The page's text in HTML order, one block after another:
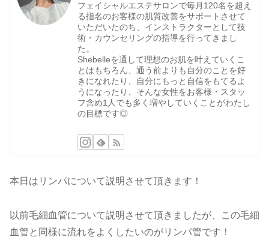
フェイシャルエステサロンで毎月120名を超え
る指名のお客様の肌質改善をサポートさせて
いただいたのち、インストラクターとして技
術・カウンセリングの指導を行ってきまし
た。
Shebelleを通して理想のお肌を叶えていくこ
とはもちろん、通う前よりも自分のことを好
きになれたり、自分にもっと自信をもてるよ
うになったり、そんな女性をお客様・スタッ
フ含め1人でも多く増やしていくことがわたし
の目標です◎
本日はリンパについて説明させて頂きます！
以前毛細血管について説明させて頂きましたが、この毛細
血管と同様に流れをよくしたいのがリンパ管です！